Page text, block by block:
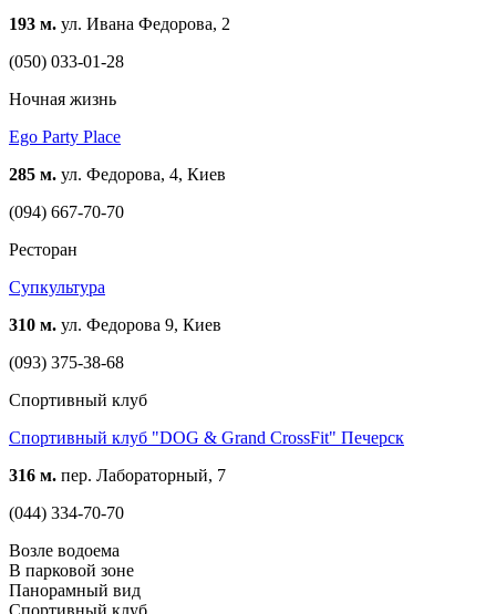
193 м. ул. Ивана Федорова, 2
(050) 033-01-28
Ночная жизнь
Ego Party Place
285 м. ул. Федорова, 4, Киев
(094) 667-70-70
Ресторан
Супкультура
310 м. ул. Федорова 9, Киев
(093) 375-38-68
Спортивный клуб
Спортивный клуб "DOG & Grand CrossFit" Печерск
316 м. пер. Лабораторный, 7
(044) 334-70-70
Возле водоема
В парковой зоне
Панорамный вид
Спортивный клуб